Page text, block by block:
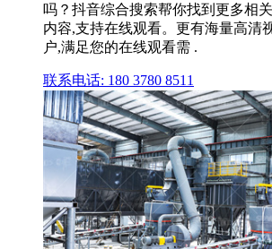
吗？抖音综合搜索帮你找到更多相
内容,支持在线观看。更有海量高清
户,满足您的在线观看需 .
联系电话: 180 3780 8511